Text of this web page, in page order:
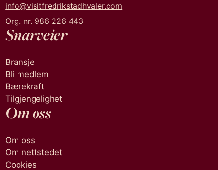
info@visitfredrikstadhvaler.com
Org. nr. 986 226 443
Snarveier
Bransje
Bli medlem
Bærekraft
Tilgjengelighet
Om oss
Om oss
Om nettstedet
Cookies